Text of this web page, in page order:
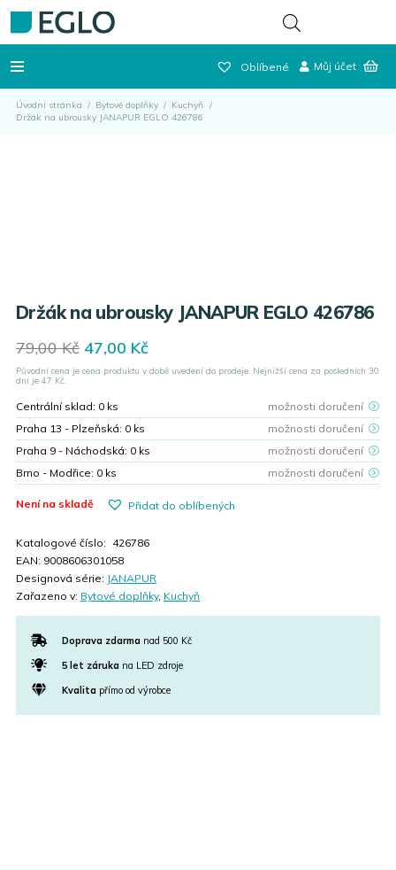
Oblíbené Můj účet
Úvodní stránka / Bytové doplňky / Kuchyň
/
Držák na ubrousky JANAPUR EGLO 426786
Držák na ubrousky JANAPUR EGLO 426786
79,00Kč Original
was:
79,00 Kč.
47,00 KčCurrent
price
Původní cena je cena produktu v době uvedení do prodeje. Nejnižší cena za posledních 30
dní je 47 Kč.
Centrální sklad: 0 ks
možnosti doručení
Praha 13 - Plzeňská: 0 ks
možnosti doručení
Praha 9 - Náchodská: 0 ks
možnosti doručení
Brno - Modřice: 0 ks možnosti doručení
Není na skladě Přidat do oblíbených
Katalogové číslo: 426786
EAN: 9008606301058
Designová série: JANAPUR
Zařazeno v: Bytové doplňky, Kuchyň
Doprava zdarma nad 500 Kč
5 let zárukana LED zdroje
Kvalitapřímo od výrobce